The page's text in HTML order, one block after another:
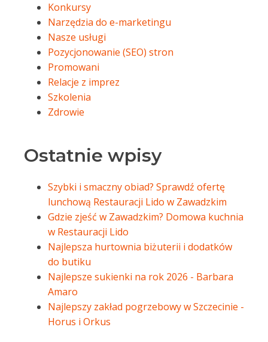
Konkursy
Narzędzia do e-marketingu
Nasze usługi
Pozycjonowanie (SEO) stron
Promowani
Relacje z imprez
Szkolenia
Zdrowie
Ostatnie wpisy
Szybki i smaczny obiad? Sprawdź ofertę
lunchową Restauracji Lido w Zawadzkim
Gdzie zjeść w Zawadzkim? Domowa kuchnia
w Restauracji Lido
Najlepsza hurtownia biżuterii i dodatków
do butiku
Najlepsze sukienki na rok 2026 - Barbara
Amaro
Najlepszy zakład pogrzebowy w Szczecinie -
Horus i Orkus